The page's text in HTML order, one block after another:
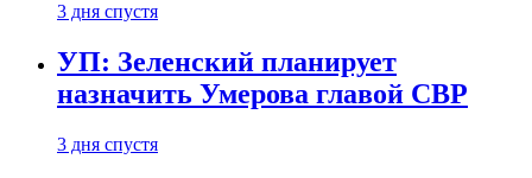
3 дня спустя
УП: Зеленский планирует
назначить Умерова главой СВР
3 дня спустя